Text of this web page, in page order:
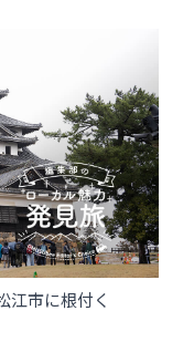
江市に根付く